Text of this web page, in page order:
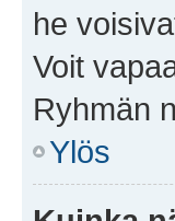
he
Voit
Ryhmän
Ylös